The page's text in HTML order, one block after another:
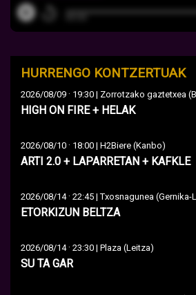
HURRENGO KONTZERTUAK
2026/08/09 · 19:30 | Zorrotzako gaztetxea
HIGH ON FIRE + HELAK
2026/08/10 · 18:00 | H2Biere (Kanbo)
ARTI 2.0 + LAPARRETAN + KAFKLE
2026/08/14· 22:45 | Txosnagunea (Gernika-
ETORKIZUN BELTZA
2026/08/14· 23:30 | Plaza (Leitza)
SU TA GAR